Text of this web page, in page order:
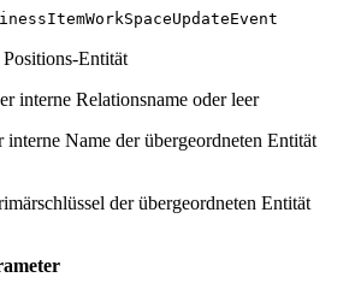
Entität
interne Relationsname oder leer
interne Name der übergeordneten Entität
der übergeordneten Entität